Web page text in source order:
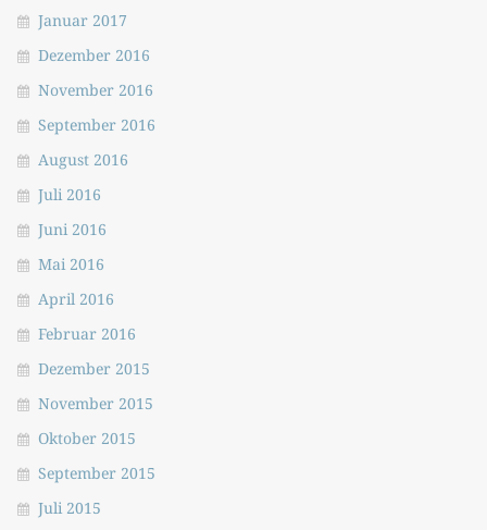
Januar 2017
Dezember 2016
November 2016
September 2016
August 2016
Juli 2016
Juni 2016
Mai 2016
April 2016
Februar 2016
Dezember 2015
November 2015
Oktober 2015
September 2015
Juli 2015